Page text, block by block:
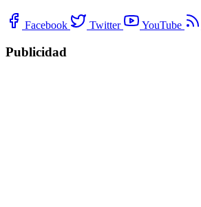
Facebook Twitter YouTube
Publicidad